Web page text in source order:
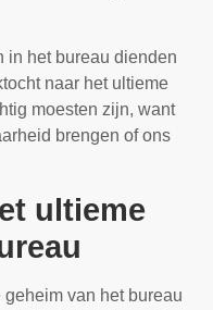
in het bureau dienden
naar het ultieme
moesten zijn, want
brengen of ons
ultieme
van het bureau